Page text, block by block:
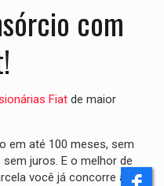
com
Fiatde maior
em até 100 meses, sem
juros. E o melhor de
você já concorre ao